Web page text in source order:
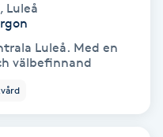
, Luleå
Luleå. Med en
välbefinnand